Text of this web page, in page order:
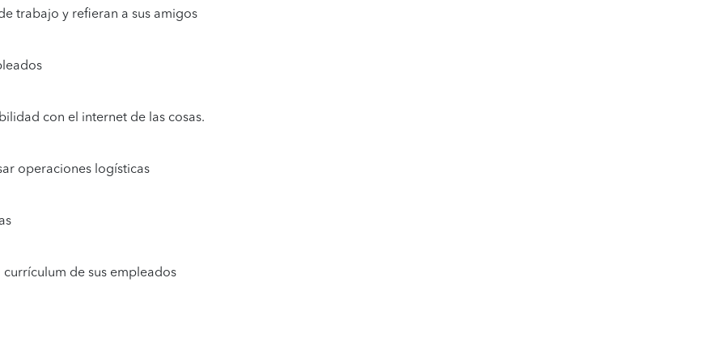
trabajo y refieran a sus amigos
con el internet de las cosas.
operaciones logísticas
de sus empleados